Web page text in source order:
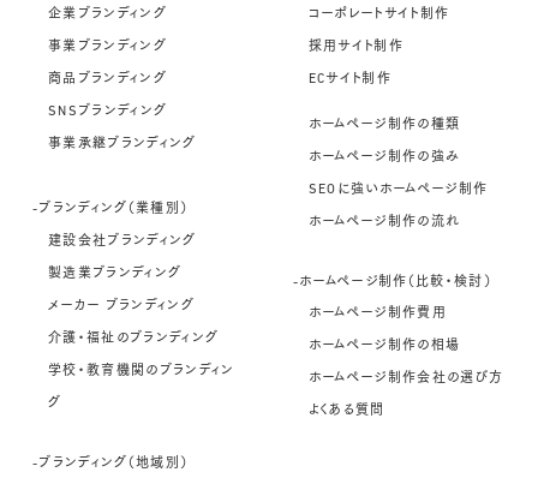
企業ブランディング
事業ブランディング
商品ブランディング
SNSブランディング
事業承継ブランディング
-ブランディング（業種別）
建設会社ブランディング
製造業ブランディング
メーカー ブランディング
介護・福祉のブランディング
学校・教育機関のブランディン
グ
-ブランディング（地域別）
コーポレートサイト制作
採用サイト制作
ECサイト制作
ホームページ制作の種類
ホームページ制作の強み
SEOに強いホームページ制作
ホームページ制作の流れ
-ホームページ制作（比較・検討）
ホームページ制作費用
ホームページ制作の相場
ホームページ制作会社の選び方
よくある質問